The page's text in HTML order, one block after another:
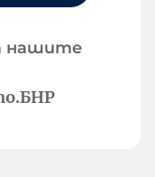
нашите